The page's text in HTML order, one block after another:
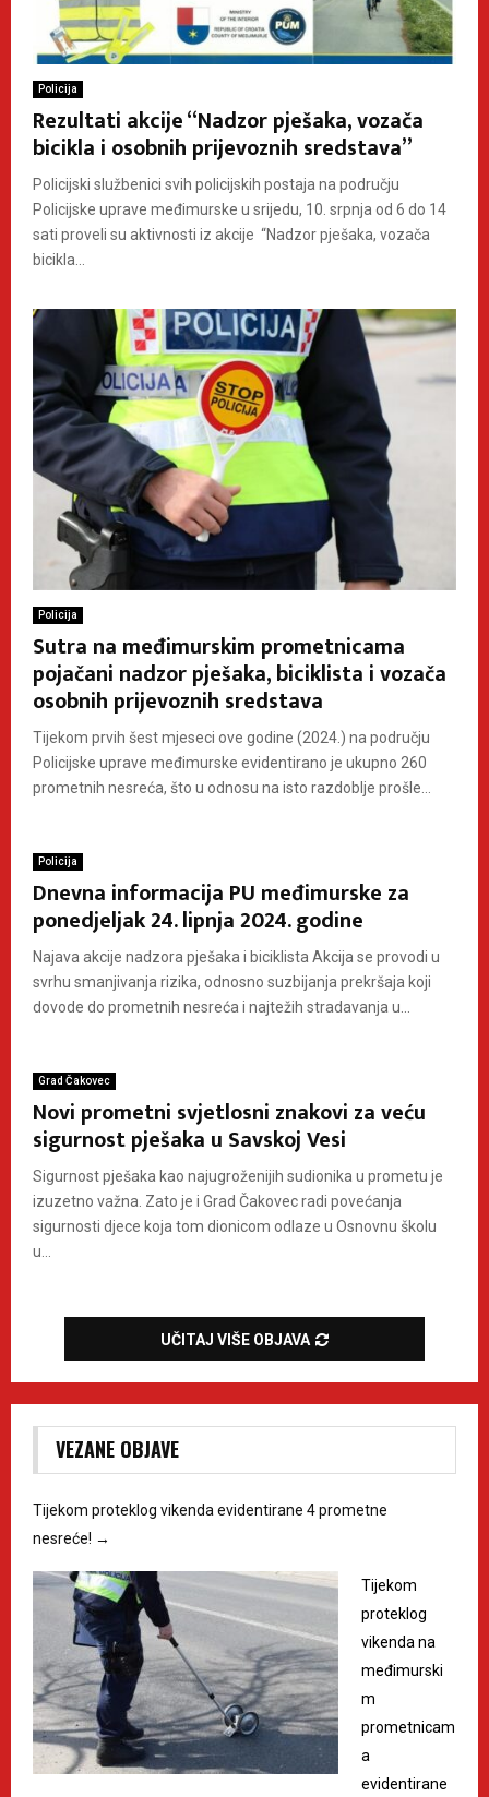
Policija
Rezultati akcije “Nadzor pješaka, vozača
bicikla i osobnih prijevoznih sredstava”
Policijski službenici svih policijskih postaja na području
Policijske uprave međimurske u srijedu, 10. srpnja od 6 do 14
sati proveli su aktivnosti iz akcije “Nadzor pješaka, vozača
bicikla...
Policija
Sutra na međimurskim prometnicama
pojačani nadzor pješaka, biciklista i vozača
osobnih prijevoznih sredstava
Tijekom prvih šest mjeseci ove godine (2024.) na području
Policijske uprave međimurske evidentirano je ukupno 260
prometnih nesreća, što u odnosu na isto razdoblje prošle...
Policija
Dnevna informacija PU međimurske za
ponedjeljak 24. lipnja 2024. godine
Najava akcije nadzora pješaka i biciklista Akcija se provodi u
svrhu smanjivanja rizika, odnosno suzbijanja prekršaja koji
dovode do prometnih nesreća i najtežih stradavanja u...
Grad Čakovec
Novi prometni svjetlosni znakovi za veću
sigurnost pješaka u Savskoj Vesi
Sigurnost pješaka kao najugroženijih sudionika u prometu je
izuzetno važna. Zato je i Grad Čakovec radi povećanja
sigurnosti djece koja tom dionicom odlaze u Osnovnu školu
u...
UČITAJ VIŠE OBJAVA
VEZANE OBJAVE
Tijekom proteklog vikenda evidentirane 4 prometne
nesreće! →
Tijekom
proteklog
vikenda na
međimurski
m
prometnicam
a
evidentirane